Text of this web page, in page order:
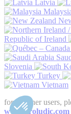
Latvia
Republic of Ireland
Slovenia
Turkey
Vietnam
for all other users,
www.proludic.com